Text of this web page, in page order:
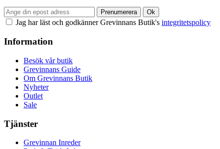
Jag har läst och godkänner Grevinnans Butik's integritetspolicy
Information
Besök vår butik
Grevinnans Guide
Om Grevinnans Butik
Nyheter
Outlet
Sale
Tjänster
Grevinnan Inreder